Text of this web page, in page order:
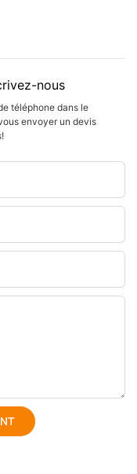
nous
téléphone dans le
envoyer un devis